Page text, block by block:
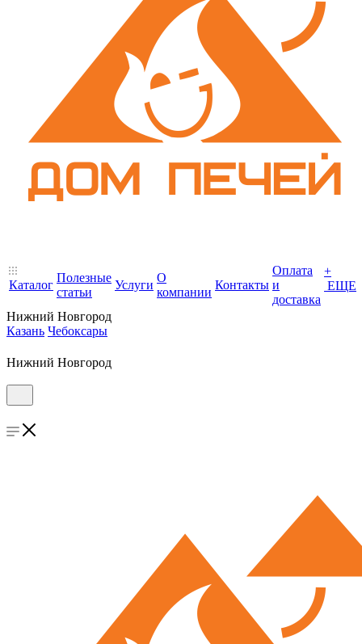
Каталог
Полезные
статьи
Услуги
О
компании
Контакты
Оплата
и
доставка
+
ЕЩЕ
Нижний Новгород
Казань Чебоксары
Нижний Новгород